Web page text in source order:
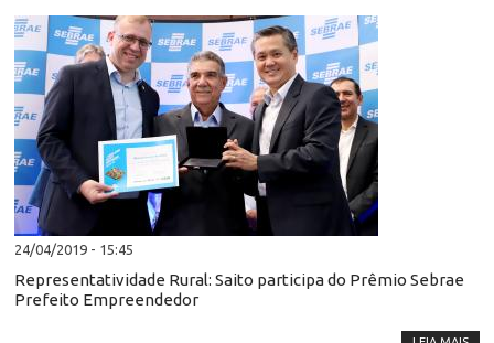
24/04/2019 - 15:45
Representatividade Rural: Saito participa do Prêmio Sebrae
Prefeito Empreendedor